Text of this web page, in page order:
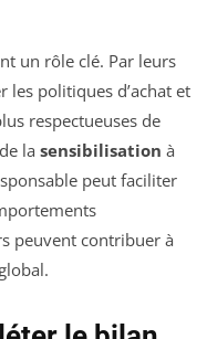
un rôle clé. Par leurs
politiques d’achat et
respectueuses de
la sensibilisation à
peut faciliter
peuvent contribuer à